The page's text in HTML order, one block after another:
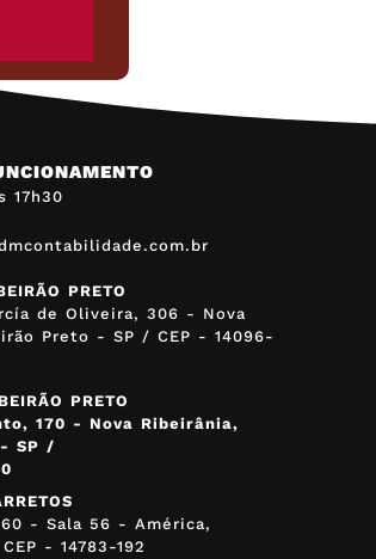
17h30
PRETO
de Oliveira, 306 - Nova
Preto - SP / CEP - 14096-
PRETO
170 - Nova Ribeirânia,
SP /
- Sala 56 - América,
- 14783-192